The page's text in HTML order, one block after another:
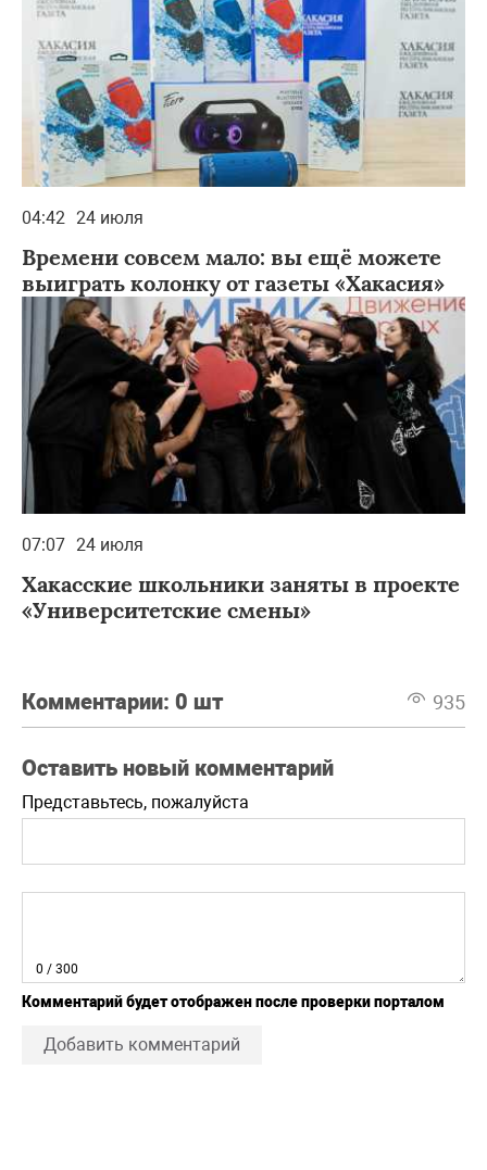
04:42 24 июля
Времени совсем мало: вы ещё можете
выиграть колонку от газеты «Хакасия»
07:07 24 июля
Хакасские школьники заняты в проекте
«Университетские смены»
Комментарии: 0 шт 935
Оставить новый комментарий
Представьтесь, пожалуйста
0 / 300
Комментарий будет отображен после проверки порталом
Добавить комментарий